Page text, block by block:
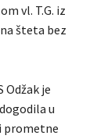
vl. T.G. iz
šteta bez
Odžak je
u
prometne